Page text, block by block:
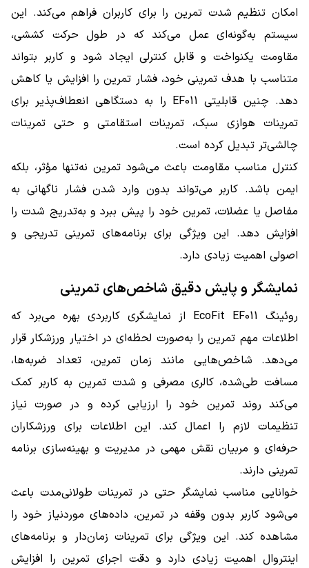
امکان تنظیم شدت تمرین را برای کاربران فراهم می‌کند. این
سیستم به‌گونه‌ای عمل می‌کند که در طول حرکت کششی،
مقاومت یکنواخت و قابل کنترلی ایجاد شود و کاربر بتواند
متناسب با هدف تمرینی خود، فشار تمرین را افزایش یا کاهش
دهد. چنین قابلیتی EF011 را به دستگاهی انعطاف‌پذیر برای
تمرینات هوازی سبک، تمرینات استقامتی و حتی تمرینات
چالشی‌تر تبدیل کرده است.
کنترل مناسب مقاومت باعث می‌شود تمرین نه‌تنها مؤثر، بلکه
ایمن باشد. کاربر می‌تواند بدون وارد شدن فشار ناگهانی به
مفاصل یا عضلات، تمرین خود را پیش ببرد و به‌تدریج شدت را
افزایش دهد. این ویژگی برای برنامه‌های تمرینی تدریجی و
اصولی اهمیت زیادی دارد.
نمایشگر و پایش دقیق شاخص‌های تمرینی
روئینگ EcoFit EF011 از نمایشگری کاربردی بهره می‌برد که
اطلاعات مهم تمرین را به‌صورت لحظه‌ای در اختیار ورزشکار قرار
می‌دهد. شاخص‌هایی مانند زمان تمرین، تعداد ضربه‌ها،
مسافت طی‌شده، کالری مصرفی و شدت تمرین به کاربر کمک
می‌کند روند تمرین خود را ارزیابی کرده و در صورت نیاز
تنظیمات لازم را اعمال کند. این اطلاعات برای ورزشکاران
حرفه‌ای و مربیان نقش مهمی در مدیریت و بهینه‌سازی برنامه
تمرینی دارند.
خوانایی مناسب نمایشگر حتی در تمرینات طولانی‌مدت باعث
می‌شود کاربر بدون وقفه در تمرین، داده‌های موردنیاز خود را
مشاهده کند. این ویژگی برای تمرینات زمان‌دار و برنامه‌های
اینتروال اهمیت زیادی دارد و دقت اجرای تمرین را افزایش